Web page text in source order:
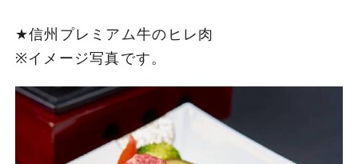
★信州プレミアム牛のヒレ肉
※イメージ写真です。